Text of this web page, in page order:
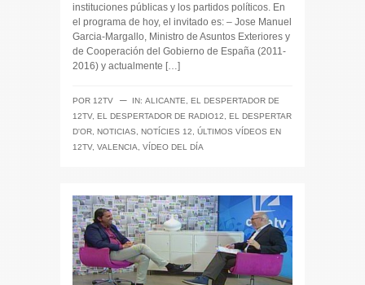
instituciones públicas y los partidos políticos. En
el programa de hoy, el invitado es: – Jose Manuel
Garcia-Margallo, Ministro de Asuntos Exteriores y
de Cooperación del Gobierno de España (2011-
2016) y actualmente […]
POR 12TV ─ IN: ALICANTE
EL DESPERTADOR DE
12TV, EL DESPERTADOR DE RADIO12
EL DESPERTAR
D'OR NOTICIAS NOTÍCIES 12
ÚLTIMOS VÍDEOS EN
12TV, VALENCIA VÍDEO DEL DÍA